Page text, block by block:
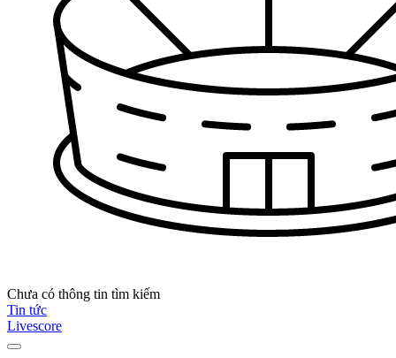
Chưa có thông tin tìm kiếm
Tin tức
Livescore